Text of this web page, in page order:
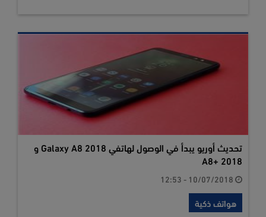
تحديث أوريو يبدأ في الوصول لهاتفي Galaxy A8 2018 و
A8+ 2018
هواتف ذكية